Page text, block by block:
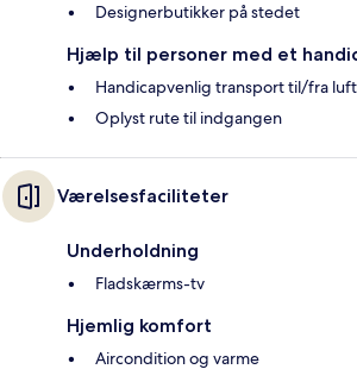
Designerbutikker på stedet
Hjælp til personer med et
Handicapvenlig transport til/fra
Oplyst rute til indgangen
Værelsesfaciliteter
Underholdning
Fladskærms-tv
Hjemlig komfort
Aircondition og varme